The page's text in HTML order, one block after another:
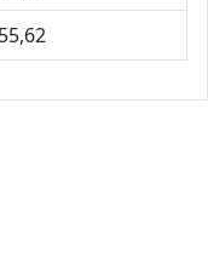
55,62